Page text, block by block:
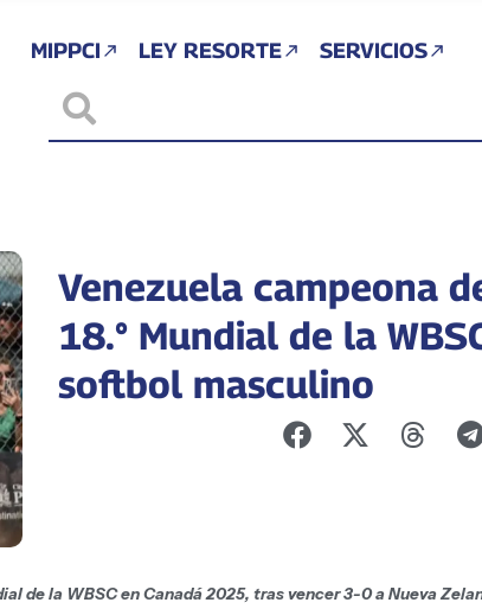
MIPPCI LEY RESORTE SERVICIOS
Venezuela campeona
18.° Mundial de la
softbol masculino
de la WBSC en Canadá 2025, tras vencer 3-0 a Nueva